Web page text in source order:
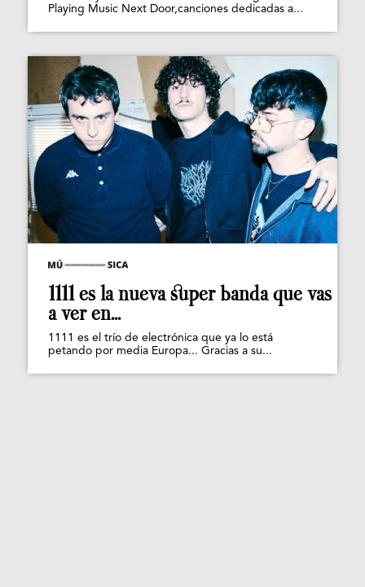
Playing Music Next Door,canciones dedicadas a...
1111 es la nueva super banda que vas
a ver en...
1111 es el trío de electrónica que ya lo está
petando por media Europa... Gracias a su...